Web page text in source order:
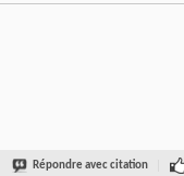
Répondre avec citation